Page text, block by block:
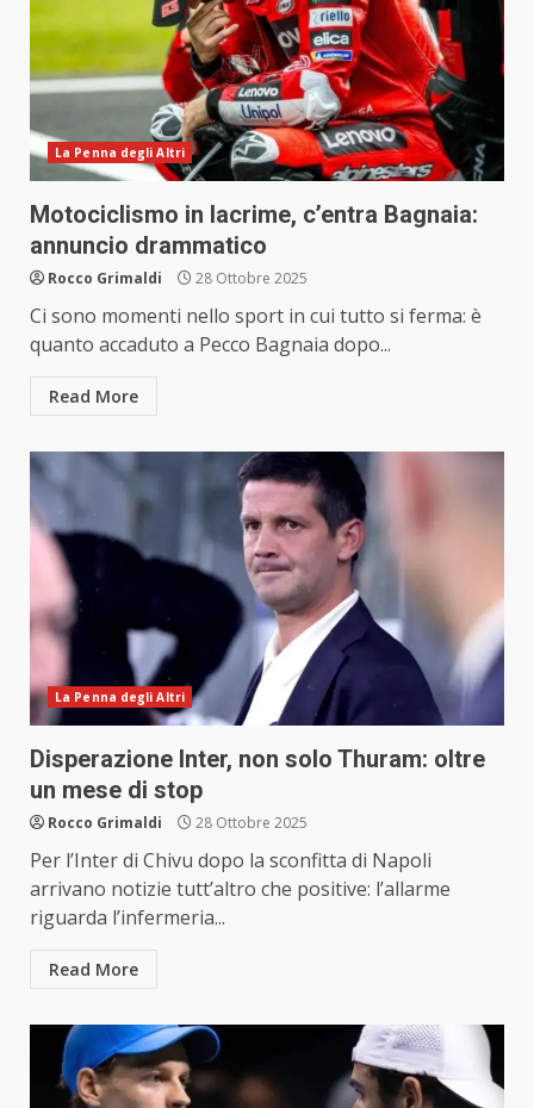
La Penna degli Altri
Motociclismo in lacrime, c’entra Bagnaia:
annuncio drammatico
Rocco Grimaldi 28 Ottobre 2025
Ci sono momenti nello sport in cui tutto si ferma: è
quanto accaduto a Pecco Bagnaia dopo...
Read More
La Penna degli Altri
Disperazione Inter, non solo Thuram: oltre
un mese di stop
Rocco Grimaldi 28 Ottobre 2025
Per l’Inter di Chivu dopo la sconfitta di Napoli
arrivano notizie tutt’altro che positive: l’allarme
riguarda l’infermeria...
Read More